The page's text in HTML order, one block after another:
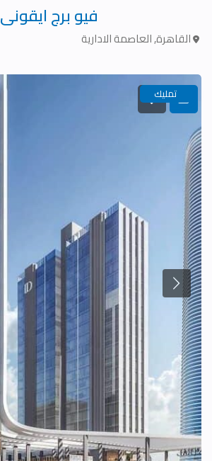
فيو برج ايقونى
القاهرة,العاصمة الادارية
تمليك